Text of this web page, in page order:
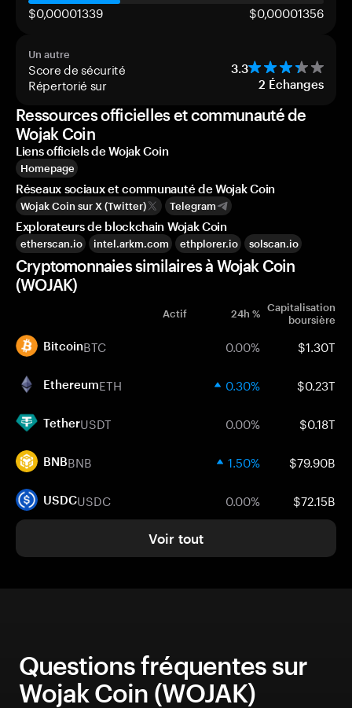
$0,00001339 $0,00001356
Un autre
Score de sécurité 3.3
Répertorié sur 2 Échanges
Ressources officielles et communauté de
Wojak Coin
Liens officiels de Wojak Coin
Homepage
Réseaux sociaux et communauté de Wojak Coin
Wojak Coin sur X (Twitter) Telegram
Explorateurs de blockchain Wojak Coin
etherscan.io intel.arkm.com ethplorer.io solscan.io
Cryptomonnaies similaires à Wojak Coin
(WOJAK)
Actif 24h % Capitalisation
boursière
BitcoinBTC 0.00% $1.30T
EthereumETH 0.30% $0.23T
TetherUSDT 0.00% $0.18T
BNBBNB 1.50% $79.90B
USDCUSDC 0.00% $72.15B
Voir tout
Questions fréquentes sur
Wojak Coin (WOJAK)